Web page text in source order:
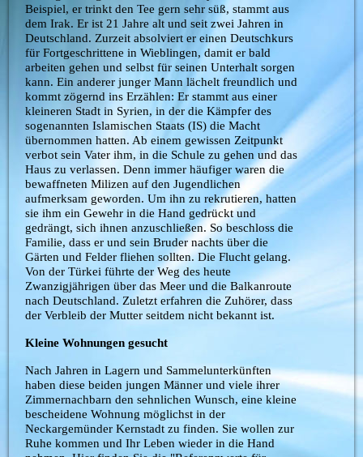
Beispiel, er trinkt den Tee gern sehr süß, stammt aus
dem Irak. Er ist 21 Jahre alt und seit zwei Jahren in
Deutschland. Zurzeit absolviert er einen Deutschkurs
für Fortgeschrittene in Wieblingen, damit er bald
arbeiten gehen und selbst für seinen Unterhalt sorgen
kann. Ein anderer junger Mann lächelt freundlich und
kommt zögernd ins Erzählen: Er stammt aus einer
kleineren Stadt in Syrien, in der die Kämpfer des
sogenannten Islamischen Staats (IS) die Macht
übernommen hatten. Ab einem gewissen Zeitpunkt
verbot sein Vater ihm, in die Schule zu gehen und das
Haus zu verlassen. Denn immer häufiger waren die
bewaffneten Milizen auf den Jugendlichen
aufmerksam geworden. Um ihn zu rekrutieren, hatten
sie ihm ein Gewehr in die Hand gedrückt und
gedrängt, sich ihnen anzuschließen. So beschloss die
Familie, dass er und sein Bruder nachts über die
Gärten und Felder fliehen sollten. Die Flucht gelang.
Von der Türkei führte der Weg des heute
Zwanzigjährigen über das Meer und die Balkanroute
nach Deutschland. Zuletzt erfahren die Zuhörer, dass
der Verbleib der Mutter seitdem nicht bekannt ist.
Kleine Wohnungen gesucht
Nach Jahren in Lagern und Sammelunterkünften
haben diese beiden jungen Männer und viele ihrer
Zimmernachbarn den sehnlichen Wunsch, eine kleine
bescheidene Wohnung möglichst in der
Neckargemünder Kernstadt zu finden. Sie wollen zur
Ruhe kommen und Ihr Leben wieder in die Hand